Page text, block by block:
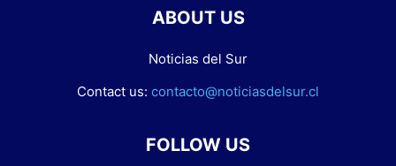
ABOUT US
Noticias del Sur
Contact us: contacto@noticiasdelsur.cl
FOLLOW US